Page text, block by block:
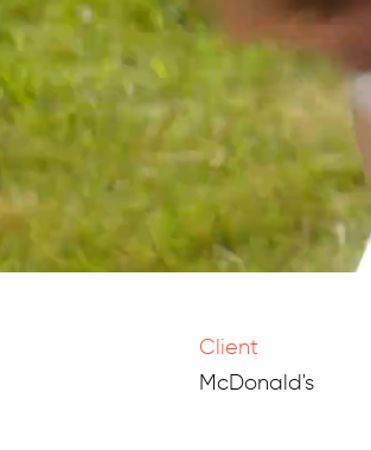
Client
McDonald's